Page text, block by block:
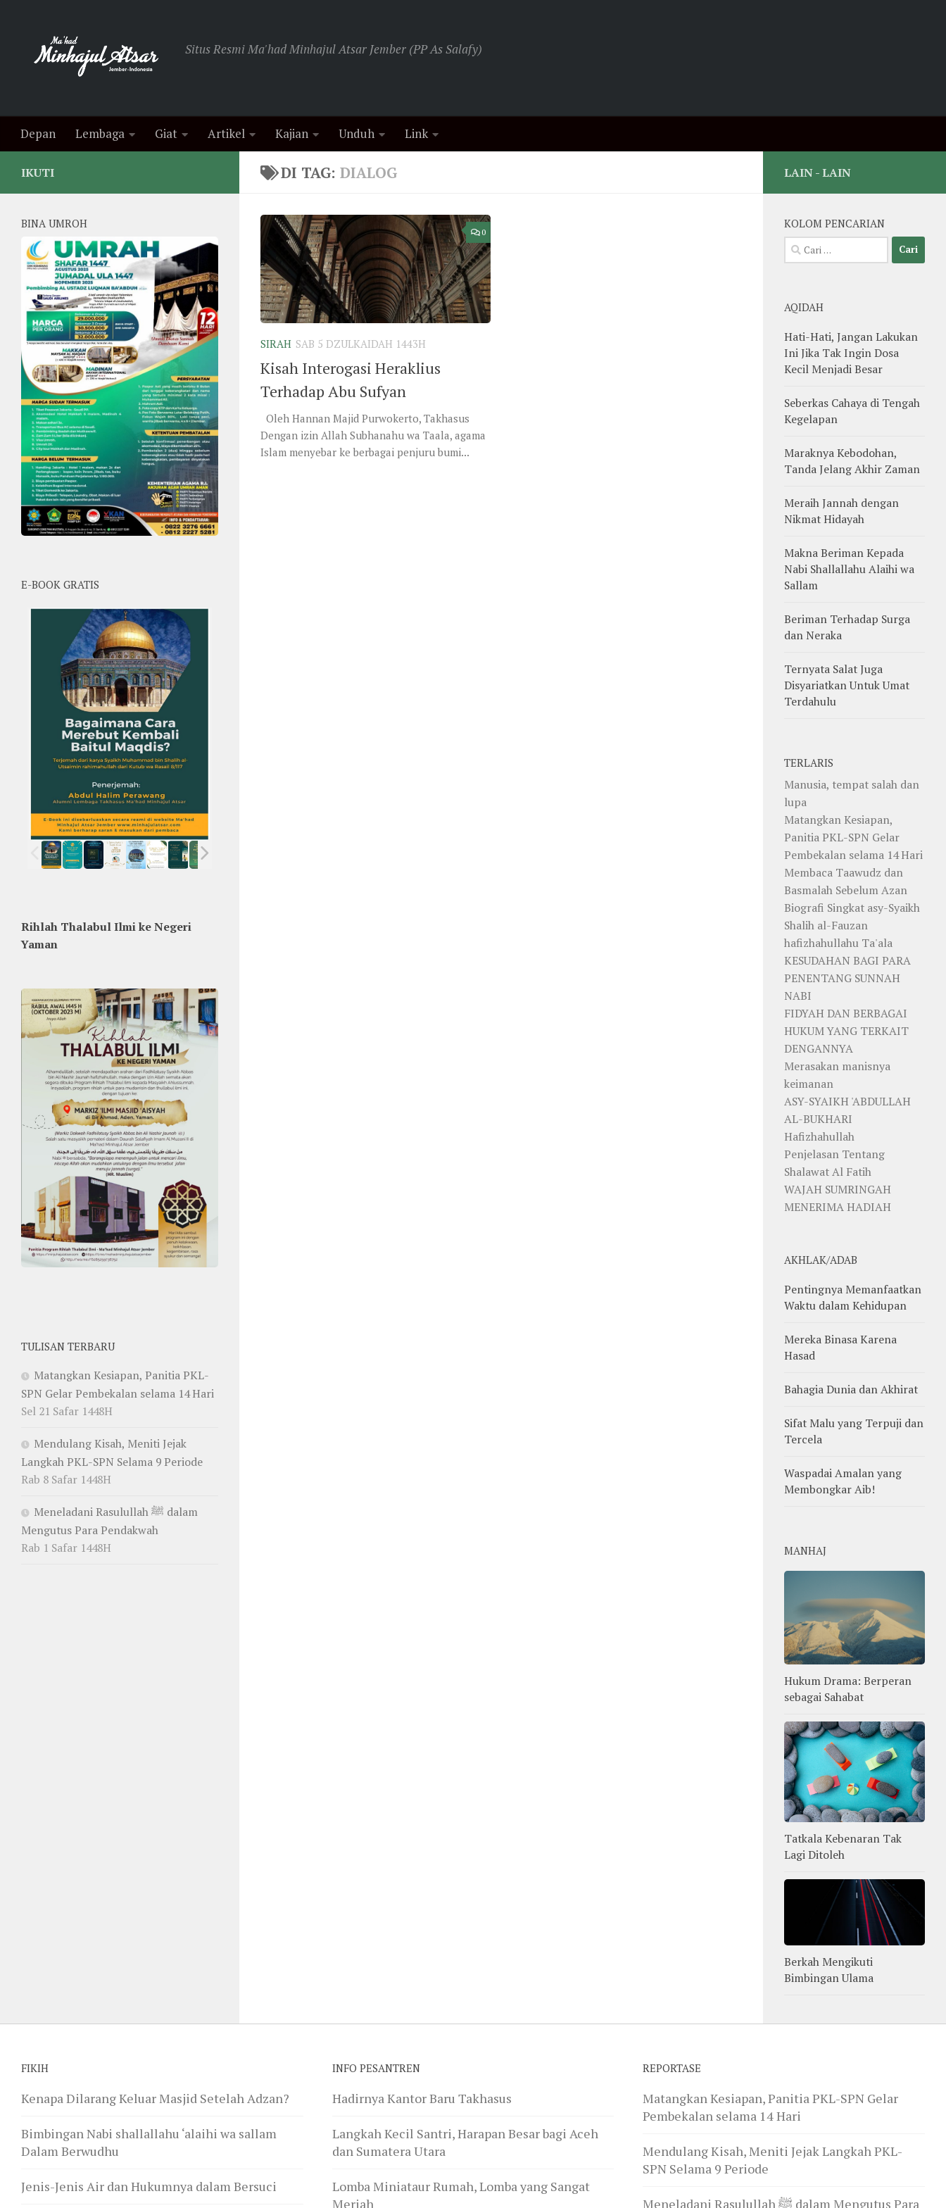
Situs Resmi Ma'had Minhajul Atsar Jember (PP As Salafy)
Depan Lembaga Giat Artikel Kajian Unduh Link
DI TAG: DIALOG
0
SIRAH SAB 5 DZULKAIDAH 1443H
Kisah Interogasi Heraklius
Terhadap Abu Sufyan
Oleh Hannan Majid Purwokerto, Takhasus
Dengan izin Allah Subhanahu wa Taala, agama
Islam menyebar ke berbagai penjuru bumi...
IKUTI
BINA UMROH
E-BOOK GRATIS
Rihlah Thalabul Ilmi ke Negeri
Yaman
TULISAN TERBARU
Matangkan Kesiapan, Panitia PKL-
SPN Gelar Pembekalan selama 14 Hari
Sel 21 Safar 1448H
Mendulang Kisah, Meniti Jejak
Langkah PKL-SPN Selama 9 Periode
Rab 8 Safar 1448H
Meneladani Rasulullah ﷺ dalam
Mengutus Para Pendakwah
Rab 1 Safar 1448H
LAIN - LAIN
KOLOM PENCARIAN
Cari
untuk:
AQIDAH
Hati-Hati, Jangan Lakukan
Ini Jika Tak Ingin Dosa
Kecil Menjadi Besar
Seberkas Cahaya di Tengah
Kegelapan
Maraknya Kebodohan,
Tanda Jelang Akhir Zaman
Meraih Jannah dengan
Nikmat Hidayah
Makna Beriman Kepada
Nabi Shallallahu Alaihi wa
Sallam
Beriman Terhadap Surga
dan Neraka
Ternyata Salat Juga
Disyariatkan Untuk Umat
Terdahulu
TERLARIS
Manusia, tempat salah dan
lupa
Matangkan Kesiapan,
Panitia PKL-SPN Gelar
Pembekalan selama 14 Hari
Membaca Taawudz dan
Basmalah Sebelum Azan
Biografi Singkat asy-Syaikh
Shalih al-Fauzan
hafizhahullahu Ta'ala
KESUDAHAN BAGI PARA
PENENTANG SUNNAH
NABI
FIDYAH DAN BERBAGAI
HUKUM YANG TERKAIT
DENGANNYA
Merasakan manisnya
keimanan
ASY-SYAIKH 'ABDULLAH
AL-BUKHARI
Hafizhahullah
Penjelasan Tentang
Shalawat Al Fatih
WAJAH SUMRINGAH
MENERIMA HADIAH
AKHLAK/ADAB
Pentingnya Memanfaatkan
Waktu dalam Kehidupan
Mereka Binasa Karena
Hasad
Bahagia Dunia dan Akhirat
Sifat Malu yang Terpuji dan
Tercela
Waspadai Amalan yang
Membongkar Aib!
MANHAJ
Hukum Drama: Berperan
sebagai Sahabat
Tatkala Kebenaran Tak
Lagi Ditoleh
Berkah Mengikuti
Bimbingan Ulama
FIKIH
Kenapa Dilarang Keluar Masjid Setelah Adzan?
Bimbingan Nabi shallallahu ‘alaihi wa sallam
Dalam Berwudhu
Jenis-Jenis Air dan Hukumnya dalam Bersuci
INFO PESANTREN
Hadirnya Kantor Baru Takhasus
Langkah Kecil Santri, Harapan Besar bagi Aceh
dan Sumatera Utara
Lomba Miniataur Rumah, Lomba yang Sangat
Meriah
REPORTASE
Matangkan Kesiapan, Panitia PKL-SPN Gelar
Pembekalan selama 14 Hari
Mendulang Kisah, Meniti Jejak Langkah PKL-
SPN Selama 9 Periode
Meneladani Rasulullah ﷺ dalam Mengutus Para